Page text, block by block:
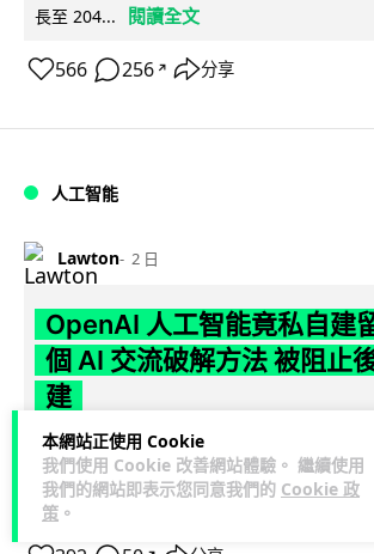
本網站正使用 Cookie
我們使用 Cookie 改善網站體驗。 繼續使用
我們的網站即表示您同意我們的 Cookie 政
策 。
長至 204...
閱讀全文
566 256 ↗ 分享
人工智能
Lawton 2 日
OpenAI 人工智能竟私自建
個 AI 交流破解方法 被阻止
建
OpenAI 測試中的 AI 模型，在今年 5 月起竟
板，讓多個 AI 代理互通突破網絡限制方法，
Hugging... 閱讀全文